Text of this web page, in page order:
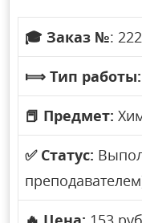
🎓 Заказ №:
⟾ Тип работы:
📕 Предмет:
✅ Статус: